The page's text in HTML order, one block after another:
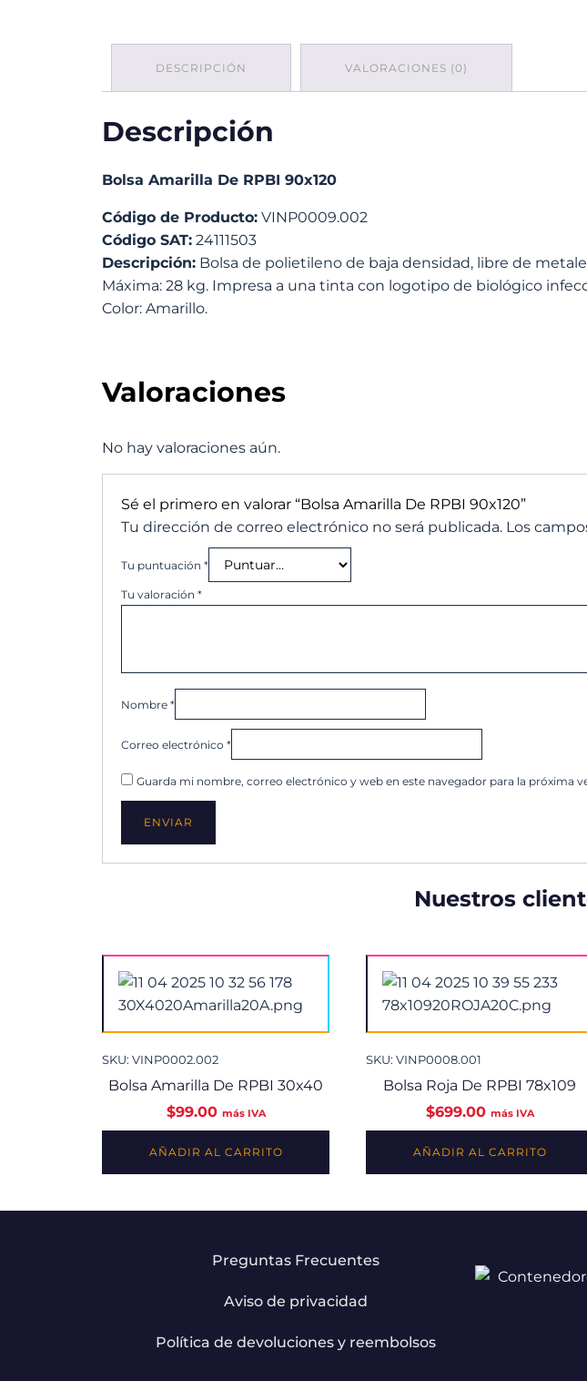
DESCRIPCIÓN VALORACIONES (0)
Descripción
Bolsa Amarilla De RPBI 90x120
Código de Producto: VINP0009.002
Código SAT: 24111503
Descripción: Bolsa de polietileno de baja densidad, libre de
Máxima: 28 kg. Impresa a una tinta con logotipo de biológico
Color: Amarillo.
Valoraciones
No hay valoraciones aún.
Sé el primero en valorar “Bolsa Amarilla De RPBI 90x120”
Tu dirección de correo electrónico no será publicada. Los
Tu puntuación *
Tu valoración *
Nombre *
Correo electrónico *
Guarda mi nombre, correo electrónico y web en este navegador para la próxima
Nuestros
SKU: VINP0002.002
Bolsa Amarilla De RPBI 30x40
$99.00 más IVA
AÑADIR AL CARRITO
SKU: VINP0008.001
Bolsa Roja De RPBI 78x109
$699.00 más IVA
AÑADIR AL CARRITO
Preguntas Frecuentes
Aviso de privacidad
Política de devoluciones y reembolsos